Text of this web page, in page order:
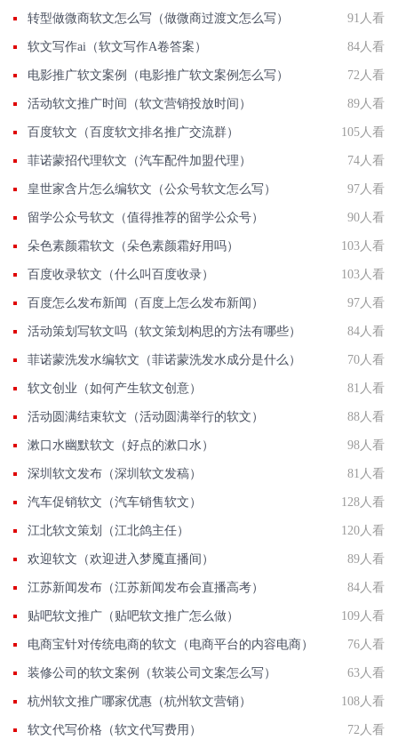
转型做微商软文怎么写（做微商过渡文怎么写） 91人看
软文写作ai（软文写作A卷答案） 84人看
电影推广软文案例（电影推广软文案例怎么写） 72人看
活动软文推广时间（软文营销投放时间） 89人看
百度软文（百度软文排名推广交流群） 105人看
菲诺蒙招代理软文（汽车配件加盟代理） 74人看
皇世家含片怎么编软文（公众号软文怎么写） 97人看
留学公众号软文（值得推荐的留学公众号） 90人看
朵色素颜霜软文（朵色素颜霜好用吗） 103人看
百度收录软文（什么叫百度收录） 103人看
百度怎么发布新闻（百度上怎么发布新闻） 97人看
活动策划写软文吗（软文策划构思的方法有哪些） 84人看
菲诺蒙洗发水编软文（菲诺蒙洗发水成分是什么） 70人看
软文创业（如何产生软文创意） 81人看
活动圆满结束软文（活动圆满举行的软文） 88人看
漱口水幽默软文（好点的漱口水） 98人看
深圳软文发布（深圳软文发稿） 81人看
汽车促销软文（汽车销售软文） 128人看
江北软文策划（江北鸽主任） 120人看
欢迎软文（欢迎进入梦魇直播间） 89人看
江苏新闻发布（江苏新闻发布会直播高考） 84人看
贴吧软文推广（贴吧软文推广怎么做） 109人看
电商宝针对传统电商的软文（电商平台的内容电商） 76人看
装修公司的软文案例（软装公司文案怎么写） 63人看
杭州软文推广哪家优惠（杭州软文营销） 108人看
软文代写价格（软文代写费用） 72人看